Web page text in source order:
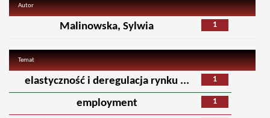
Autor
1
Malinowska, Sylwia
Temat
1
elastyczność i deregulacja rynku ...
1
employment